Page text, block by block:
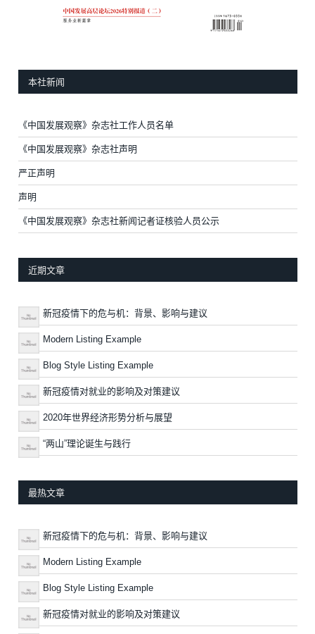
本社新闻
《中国发展观察》杂志社工作人员名单
《中国发展观察》杂志社声明
严正声明
声明
《中国发展观察》杂志社新闻记者证核验人员公示
近期文章
新冠疫情下的危与机：背景、影响与建议
Modern Listing Example
Blog Style Listing Example
新冠疫情对就业的影响及对策建议
2020年世界经济形势分析与展望
“两山”理论诞生与践行
最热文章
新冠疫情下的危与机：背景、影响与建议
Modern Listing Example
Blog Style Listing Example
新冠疫情对就业的影响及对策建议